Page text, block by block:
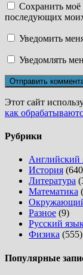
Сохранить моё
последующих
Уведомить
Уведомлять
Этот сайт
как
Рубрики
Английский
История
Литература
Математика
Разное (9)
Русский
Физика (555)
Популярные